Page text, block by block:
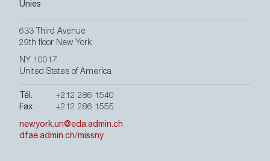
Secondary
Unies
633 Third Avenue
29th floor New York
NY 10017
United States of America
Tél.
+212 286 1540
Fax
+212 286 1555
newyork.un@eda.admin.ch
dfae.admin.ch/missny